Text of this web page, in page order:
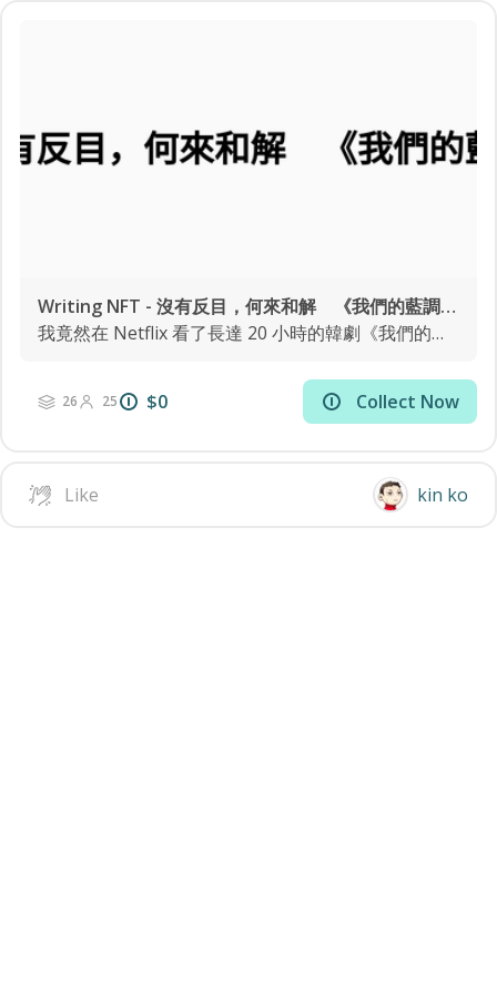
Writing NFT - 沒有反目，何來和解 《我們的藍調時光》治癒不了我
我竟然在 Netflix 看了長達 20 小時的韓劇《我們的藍調時光》，Our Blues。 說「竟然」，因為韓劇完全不是我的菜，我對之極度無知，唯一看過的是《來自星星的你》，為的是看「叫獸」有多帥，當然還有全智賢的風采。 發生這宗「竟然」，是因為在我心目中，看過的韓劇應該比我更少的學者好友「竟然」向我推坑，甚至在首次推介幾天後來訊跟進，讓我認定這齣韓劇一定很了不起，於是放下成見，乖乖開坑。 [以下內容包含劇透] 英希 跟坊間一面倒把《藍》捧到上天的評論不同，觀看時我沒有覺得這齣治癒系韓劇很神。首兩集給我的感覺甚至是，怎麼那種誇張的演技和打鬧似曾相識，彷如韓版《愛回家》？我無意冒犯《藍》，也承認這個比較過分苛刻，只是對於沒看電視多年的我，《愛回家》是貧乏的我唯一可能產生的聯想。事實是，假如《愛回家》的製作及得上人家一半誠意，我跟家母吃飯時就不用那麼難受了。 我一邊追看，一邊思考友人為甚麼大力推薦，到底華麗的畫面之下，它有何特別之處我沒看出來。大概是遲鈍，不然就是冷漠，一直看到全劇三分之二，第十四集英希和英玉的故事，我才發現，好吧，我也喜歡這劇。至少是這個篇章。 劇情讓人動容不在話下，單是製作方針，英希與英玉的故事線就足以讓我見識到韓劇以至韓國的進步。當 TVB 現在還大玩男扮女裝「搞笑」，以港人塗黑皮膚、說偏口音演菲律賓人當噱頭，《藍》的製作方 tvN 從劇本開始就直視唐氏綜合症患者的存在，卻又不會為求政治正確而讓主流與小眾失衡，更花了一年時間找來真正的患者鄭恩惠演出，而且演技毫不馬虎，比很多專業演員更自然。 平心而論，不只 TVB，就算是荷李活，也會找 Scarlett Johansson 演《Ghost in the Shell》的草薙素子，日本電影圈也找我很喜歡的宮崎葵演大製作《怒》的智障角色，諸如此類強化刻板印象的例子世界各地比比皆是；有時基於市場考慮，有時純粹宣傳噱頭，也有很多時候相信確實出於可行性，比如《媽媽的神奇小子》要找到現實生活中的痙攣人士演蘇樺偉，恐怕極之困難。正是因為難度如此高，才更突顯《藍》製作團隊的認真和努力和英希一角的可貴。 除了英希，飾演劇中聾啞角色星星，笑容甜美的演員李韶星本人也是聽障人士，更是個手語舞蹈家。相對於唐氏綜合症和痙攣患者，物色聾啞人士演出的難度較低，過往卻鮮有電視劇和電影嘗試過，《藍》帶動社會關注弱勢社群的用心，可見一斑。 因為喜歡英希，看後搜了一下進一步了解。嘩，真是不得了，原來鄭恩惠現實生活中真的是個畫家，畫風帶有強烈個人風格，劇中的所有畫作，全部出自鄭恩惠的手筆！這種劇本、演員、美術的無縫融合，讓我對《藍》的印象，又再提升兩個台階。 介紹鄭恩惠的日常生活以及當上藝術家之路的紀錄片《你的臉》，曾參展釜山電影節、光州女性電影節等，並於月前公映，無論票房如何都叫人喜出望外。欣喜的非因文化輸出或韓流席捲，而是社會進步和民族成熟；一個國家的真正崛起，並非火箭升空，更不是武力震懾鄰國，而是人民當家作主，生活得有尊嚴，即使弱勢社群，都得到應有的重視與照顧。 和解 追問之下，友人來訊揭曉，「這套劇打動我，是它談及人的脆弱和傷痛，然後如何嘗試和自己及身邊的人和解。」 收到訊息後，我想，我不像很多其他觀眾般被以和解為主旨的《藍》深深打動，會不會正正因為我沒有跟自己和身邊的人和解的經驗，甚至沒有這份強烈意欲？ 我絕對不是面面俱圓的人，甚至相當稜角，卻從來沒有如劇中情節般跟人反目成仇的經驗。雖然《藍》的製作優秀，美術讓人目不暇給，但我卻一直沒法投入，帶點抽離，甚至腹黑得，在恩喜與美蘭的故事，相對於替冰釋前嫌的兩人高興，我寧願雙方不要和解。即使不用反目，但道不同不相為謀大家更舒服，也更為真誠。 或許，我也屬於恩喜那種人設，基於所謂的「義氣」背負了很多，卻沒有意識到原來在日積月累間已到達自己的臨界點。偏偏，因為你多年來都是這樣承受著，而冤屈點點滴滴累積，從來沒有突然大增，反而使得連表達不滿的觸發點都沒有。 《藍》畢竟是電視劇，劇情發展會讓人物爆發衝突，然後雙方關係決裂，也因而產生了和解的契機。現實卻並非如此，至少我的經驗完全相反。從來就沒有「生死不相往還」，只有歲月中悄悄流失，在你意識到之前，關係原來已經沒有然後了。總是回看才知道，原來上次跟某某的互動，已是最後一次。 數年前那個「割席年」，我跟 99% 國內朋友斷了聯繫。是「斷」，不是「斷絕」；我沒有敵人，雖然我不能代替對方說同樣的話。說到原因，根本就沒甚麼原因，只是我再難以接受內容像明信片般赤裸裸的聊天軟件，而且就算我能接受，國內號碼無奈被停後也再難以登錄；反過來，朋友們又不見得會翻牆和使用有加密的溝通工具。 你說，難道就不值得為了跟朋友聯繫而對溝通工具妥協麼？也不是，只是在你有機會考慮這個問題之前，關係已經斷了，不是再沒話可說了，反而是時日磨人，五味雜陳，不知從何說起；就好像因電視壞掉而暫停追看長篇連續劇，等到電視修好，已經沒法跟上劇情。 在
26 25 $0 Collect Now
Like kin ko